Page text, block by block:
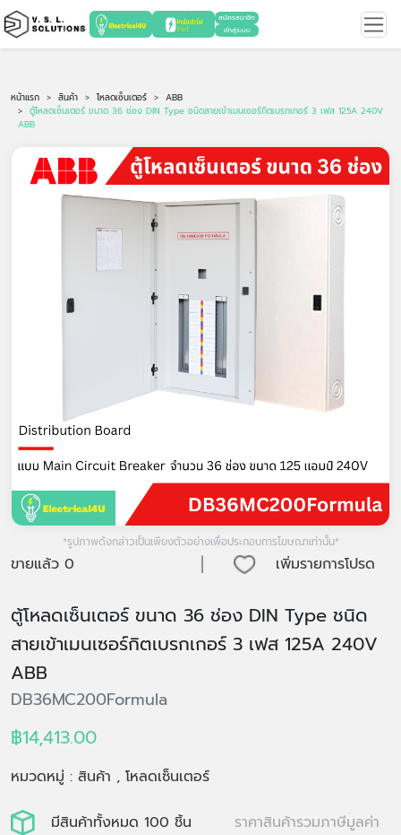
สมัครสมาชิก
เข้าสู่ระบบ
หน้าแรก สินค้า โหลดเซ็นเตอร์
ABB
ตู้โหลดเซ็นเตอร์ ขนาด 36 ช่อง DIN Type ชนิดสายเข้าเมนเซอร์กิตเบรกเกอร์ 3 เฟส 125A 240V
ABB
*รูปภาพดังกล่าวเป็นเพียงตัวอย่างเพื่อประกอบการโฆษณาเท่านั้น*
ขายแล้ว 0 | เพิ่มรายการโปรด
ตู้โหลดเซ็นเตอร์ ขนาด 36 ช่อง DIN Type ชนิด
สายเข้าเมนเซอร์กิตเบรกเกอร์ 3 เฟส 125A 240V
ABB
DB36MC200Formula
฿14,413.00
หมวดหมู่ : สินค้า , โหลดเซ็นเตอร์
มีสินค้าทั้งหมด 100 ชิ้น
ราคาสินค้ารวมภาษีมูลค่า